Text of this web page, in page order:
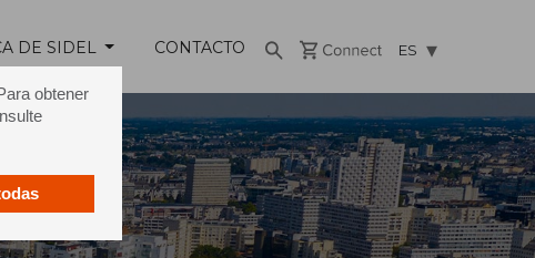
obtener
DE SIDEL CONTACTO ES